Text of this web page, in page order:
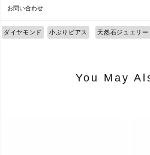
お問い合わせ
ダイヤモンド 小ぶりピアス 天然石ジュエリー
You May